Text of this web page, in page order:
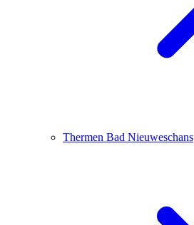
Thermen Bad Nieuweschans